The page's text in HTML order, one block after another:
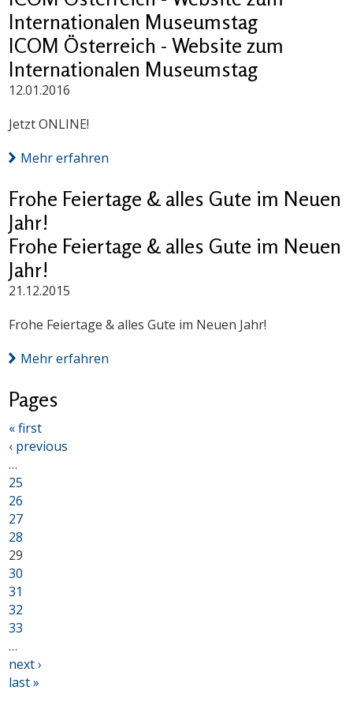
Internationalen Museumstag
ICOM Österreich - Website zum
Internationalen Museumstag
12.01.2016
Jetzt ONLINE!
Mehr erfahren
Frohe Feiertage & alles Gute im Neuen
Jahr!
Frohe Feiertage & alles Gute im Neuen
Jahr!
21.12.2015
Frohe Feiertage & alles Gute im Neuen Jahr!
Mehr erfahren
Pages
« first
‹ previous
…
25
26
27
28
29
30
31
32
33
…
next ›
last »